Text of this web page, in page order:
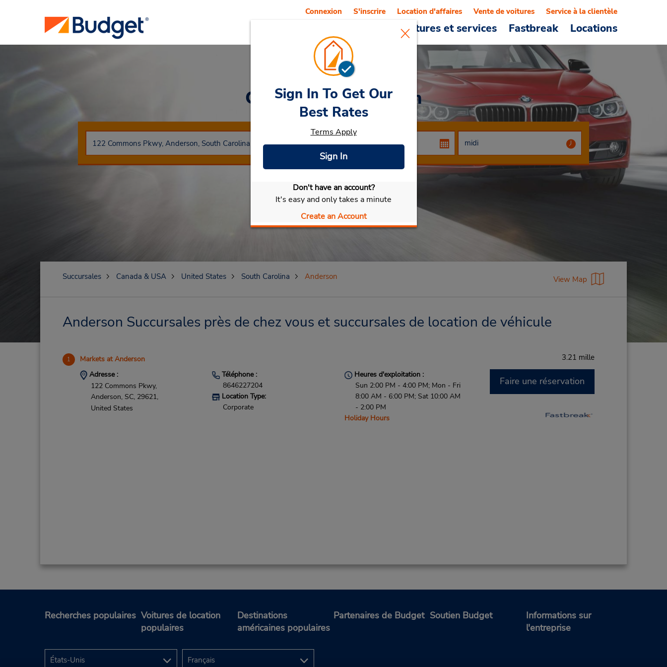
Voitures et services Fastbreak Locations
Connexion S'inscrire Location d'affaires Vente de voitures Service à la clientèle
Car Rental Anderson
Sélectionner ma voiture
Sign In To Get Our
Best Rates
Terms Apply
Sign In
Don't have an account?
It's easy and only takes a minute
Create an Account
Succursales Canada & USA United States South Carolina Anderson View Map
Anderson Succursales près de chez vous et succursales de location de véhicule
1 Markets at Anderson 3.21 mille
Adresse :
122 Commons Pkwy,
Anderson, SC, 29621,
United States
Téléphone :
8646227204
Location Type:
Corporate
Heures d'exploitation :
Sun 2:00 PM - 4:00 PM; Mon - Fri
8:00 AM - 6:00 PM; Sat 10:00 AM
- 2:00 PM
Holiday Hours
Faire une réservation
Recherches populaires Voitures de location
populaires
Destinations
américaines populaires
Partenaires de Budget Soutien Budget
Informations sur
l'entreprise